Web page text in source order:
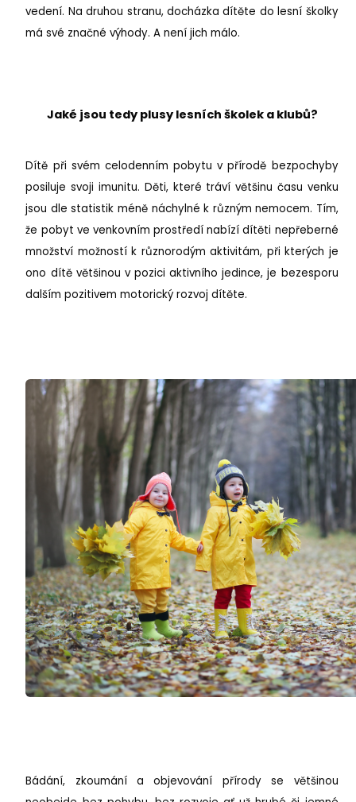
vedení. Na druhou stranu, docházka dítěte do lesní školky
má své značné výhody. A není jich málo.
Jaké jsou tedy plusy lesních školek a klubů?
Dítě při svém celodenním pobytu v přírodě bezpochyby
posiluje svoji imunitu. Děti, které tráví většinu času venku
jsou dle statistik méně náchylné k různým nemocem. Tím,
že pobyt ve venkovním prostředí nabízí dítěti nepřeberné
množství možností k různorodým aktivitám, při kterých je
ono dítě většinou v pozici aktivního jedince, je bezesporu
dalším pozitivem motorický rozvoj dítěte.
Bádání, zkoumání a objevování přírody se většinou